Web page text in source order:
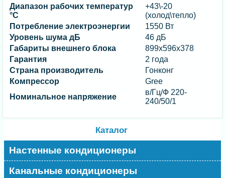
Диапазон рабочих температур
°C
+43\-20
(холод\тепло)
Потребление электроэнергии
1550 Вт
Уровень шума дБ
46 дБ
Габариты внешнего блока
899х596х378
Гарантия
2 года
Страна производитель
Гонконг
Компрессор
Gree
Номинальное напряжение
в/Гц/Ф 220-
240/50/1
Каталог
Настенные кондиционеры
Канальные кондиционеры